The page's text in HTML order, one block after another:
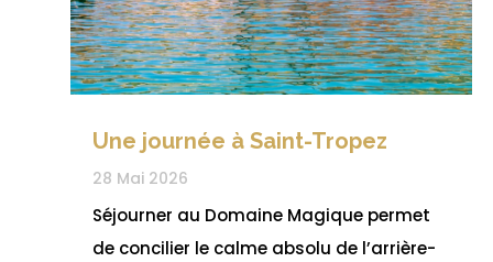
Une journée à Saint-Tropez
28 Mai 2026
Séjourner au Domaine Magique permet
de concilier le calme absolu de l’arrière-